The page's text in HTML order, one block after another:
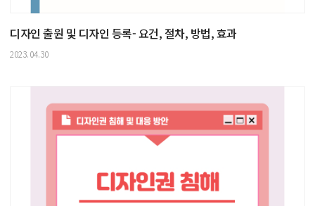
디자인 출원 및 디자인 등록- 요건, 절차, 방법, 효과
2023.04.30